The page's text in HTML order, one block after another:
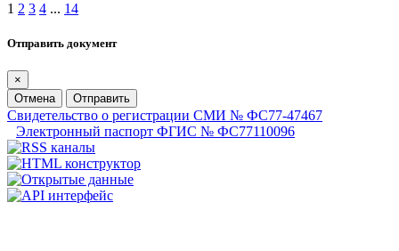
1 2 3 4 ... 14
Отправить документ
×
Отмена
Отправить
Свидетельство о регистрации СМИ № ФС77-47467
Электронный паспорт ФГИС № ФС77110096